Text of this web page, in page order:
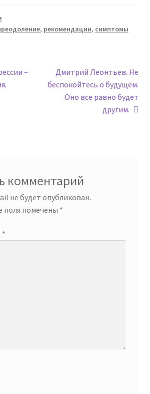
, рекомендации, симптомы
–
Следующая
запись:
Дмитрий Леонтьев. Не
беспокойтесь о будущем.
Оно все равно будет
другим.
комментарий
не будет опубликован.
поля помечены *
*